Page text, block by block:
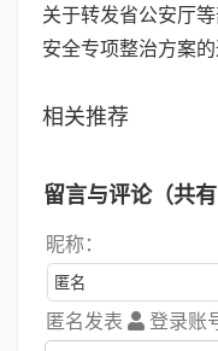
关于转发省公安厅
安全专项整治方案的
相关推荐
留言与评论（共有
昵称：
匿名发表 登录账